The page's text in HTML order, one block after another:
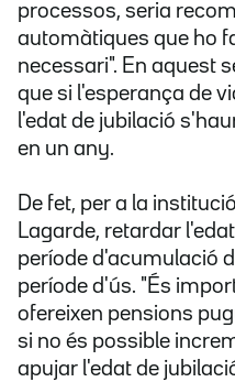
processos, seria
automàtiques que ho
necessari". En aquest
que si l'esperança de
l'edat de jubilació
en un any.
De fet, per a la
Lagarde, retardar
període d'acumulació
període d'ús. "És
ofereixen pensions
si no és possible
apujar l'edat de